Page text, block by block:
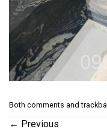
Both comments and
← Previous